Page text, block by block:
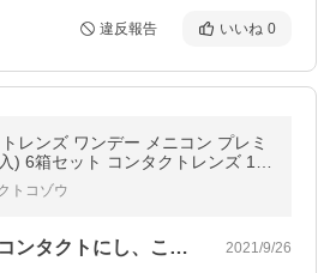
違反報告 いいね 0
デー メニコン プレミ
ンズ 1D
Premio 1日使い捨て
トコゾウ
娘が、部活のためコンタクトにし、この商… 2021/9/26